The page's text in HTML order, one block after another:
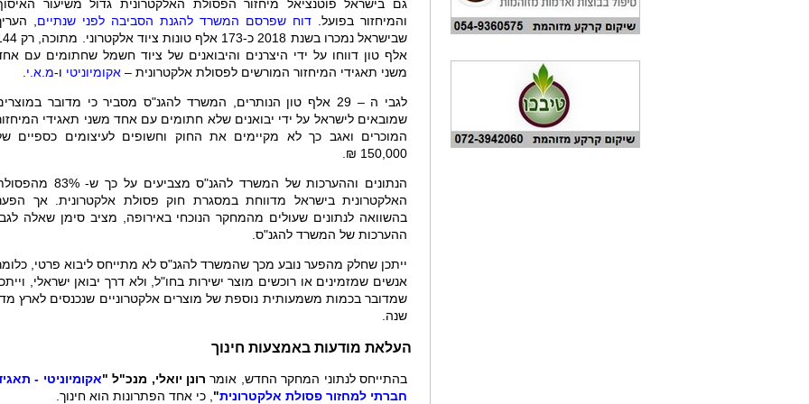
גם בישראל פוטנציאל מיחזור הפסולת האלקטרונית גדול משיעור
והמיחזור בפועל. דוח שפרסם המשרד להגנת הסביבה לפני שנתיים ,
שבישראל נמכרו בשנת 2018 כ-173 אלף טונות ציוד
אלף טון דווחו על ידי היצרנים והיבואנים של ציוד חשמל שחתומים עם
משני תאגידי המיחזור המורשים לפסולת אלקטרונית – אקומיוניטי ו-מ.א.י
לגבי ה – 29 אלף טון הנותרים, המשרד להגנ"ס מסביר כי מדובר
שמובאים לישראל על ידי יבואנים שלא חתומים עם אחד משני תאגידי
המוכרים ואגב כך לא מקיימים את החוק וחשופים לעיצומים כספיים
150,000 ₪.
הנתונים וההערכות של המשרד להגנ"ס מצביעים על כך ש- 83%
האלקטרונית בישראל מדווחת במסגרת חוק פסולת אלקטרונית. אך
בהשוואה לנתונים שעולים מהמחקר הנוכחי באירופה, מציב סימן שאלה
ההערכות של המשרד להגנ"ס.
ייתכן שחלק מהפער נובע מכך שהמשרד להגנ"ס לא מתייחס ליבוא פרטי,
אנשים שמזמינים או רוכשים מוצר ישירות בחו"ל, ולא דרך יבואן ישראלי,
שמדובר בכמות משמעותית נוספת של מוצרים אלקטרוניים שנכנסים לארץ
שנה.
העלאת מודעות באמצעות חינוך
בהתייחס לנתוני המחקר החדש, אומר רונן יואלי, מנכ"ל "אקומיוניטי -
חברתי למחזור פסולת אלקטרונית" , כי אחד הפתרונות הוא חינוך.